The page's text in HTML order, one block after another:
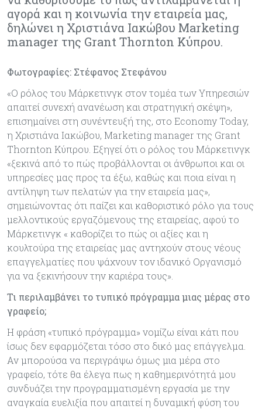
αγορά και η κοινωνία την εταιρεία μας,
δηλώνει η Χριστιάνα Ιακώβου Marketing
manager της Grant Thornton Κύπρου.
Φωτογραφίες: Στέφανος Στεφάνου
«Ο ρόλος του Μάρκετινγκ στον τομέα των Υπηρεσιών
απαιτεί συνεχή ανανέωση και στρατηγική σκέψη»,
επισημαίνει στη συνέντευξή της, στο Economy Today,
η Χριστιάνα Ιακώβου, Marketing manager της Grant
Thornton Κύπρου. Εξηγεί ότι ο ρόλος του Μάρκετινγκ
«ξεκινά από το πώς προβάλλονται οι άνθρωποι και οι
υπηρεσίες μας προς τα έξω, καθώς και ποια είναι η
αντίληψη των πελατών για την εταιρεία μας»,
σημειώνοντας ότι παίζει και καθοριστικό ρόλο για τους
μελλοντικούς εργαζόμενους της εταιρείας, αφού το
Μάρκετινγκ « καθορίζει το πώς οι αξίες και η
κουλτούρα της εταιρείας μας αντηχούν στους νέους
επαγγελματίες που ψάχνουν τον ιδανικό Οργανισμό
για να ξεκινήσουν την καριέρα τους».
Τι περιλαμβάνει το τυπικό πρόγραμμα μιας μέρας στο
γραφείο;
Η φράση «τυπικό πρόγραμμα» νομίζω είναι κάτι που
ίσως δεν εφαρμόζεται τόσο στο δικό μας επάγγελμα.
Αν μπορούσα να περιγράψω όμως μια μέρα στο
γραφείο, τότε θα έλεγα πως η καθημερινότητά μου
συνδυάζει την προγραμματισμένη εργασία με την
αναγκαία ευελιξία που απαιτεί η δυναμική φύση του